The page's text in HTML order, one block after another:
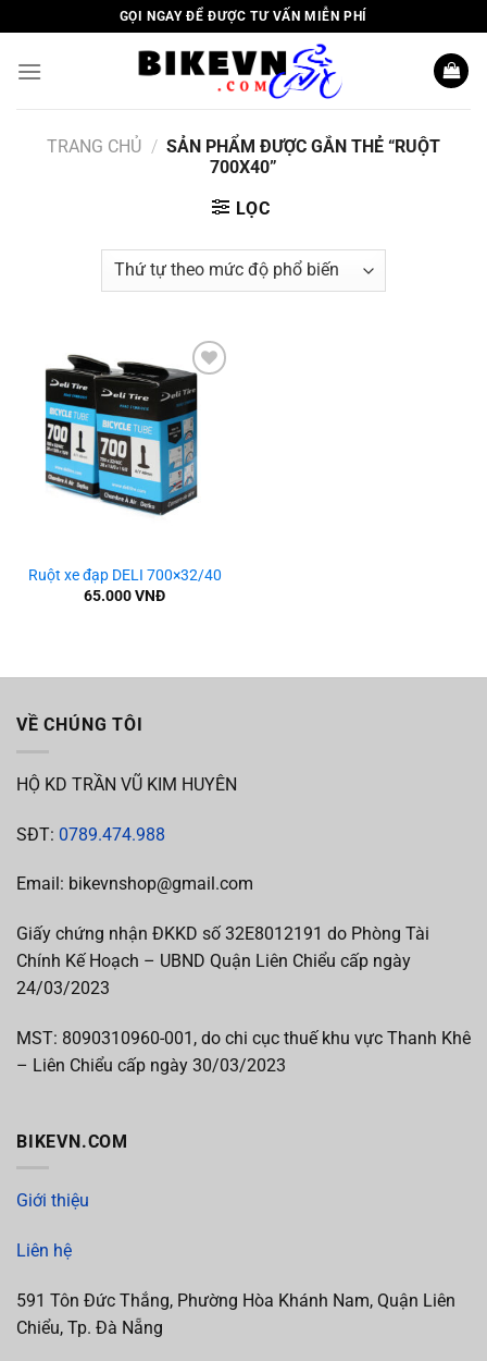
to
content
GỌI NGAY ĐỂ ĐƯỢC TƯ VẤN MIỄN PHÍ
TRANG CHỦ / SẢN PHẨM ĐƯỢC GẮN THẺ “RUỘT
700X40”
LỌC
Add to
wishlist
Ruột xe đạp DELI 700×32/40
65.000VNĐ
VỀ CHÚNG TÔI
HỘ KD TRẦN VŨ KIM HUYÊN
SĐT: 0789.474.988
Email: bikevnshop@gmail.com
Giấy chứng nhận ĐKKD số 32E8012191 do Phòng Tài
Chính Kế Hoạch – UBND Quận Liên Chiểu cấp ngày
24/03/2023
MST: 8090310960-001, do chi cục thuế khu vực Thanh Khê
– Liên Chiểu cấp ngày 30/03/2023
BIKEVN.COM
Giới thiệu
Liên hệ
591 Tôn Đức Thắng, Phường Hòa Khánh Nam, Quận Liên
Chiểu, Tp. Đà Nẵng